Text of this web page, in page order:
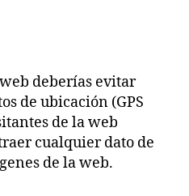
deberías evitar
de ubicación (GPS
de la web
cualquier dato de
de la web.